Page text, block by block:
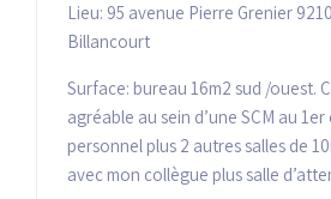
Lieu: 95 avenue Pierre Grenier
Billancourt
Surface: bureau 16m2 sud /ouest.
agréable au sein d’une SCM au
personnel plus 2 autres salles de
avec mon collègue plus salle